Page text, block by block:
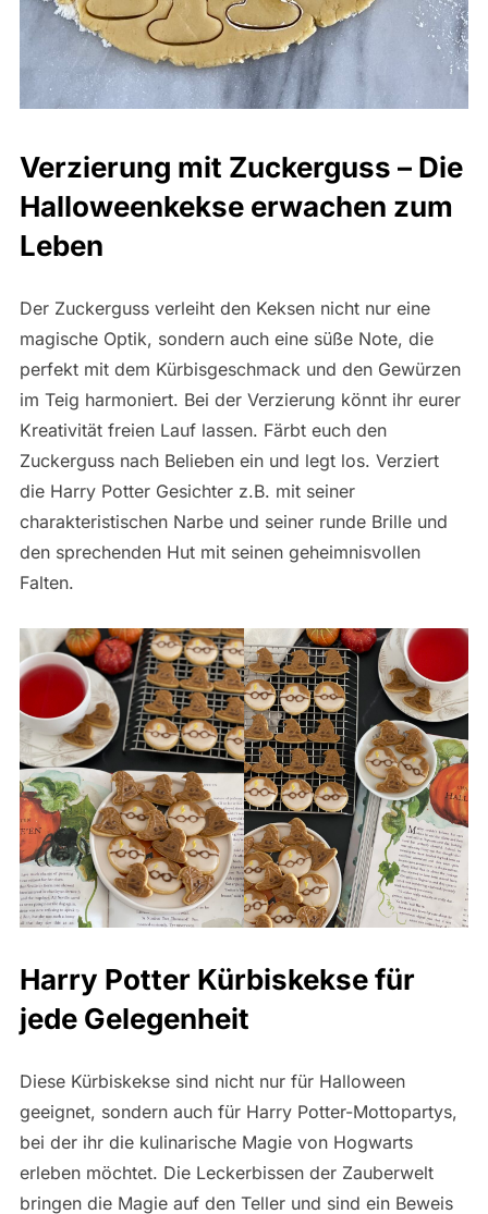
Verzierung mit Zuckerguss – Die
Halloweenkekse erwachen zum
Leben
Der Zuckerguss verleiht den Keksen nicht nur eine
magische Optik, sondern auch eine süße Note, die
perfekt mit dem Kürbisgeschmack und den Gewürzen
im Teig harmoniert. Bei der Verzierung könnt ihr eurer
Kreativität freien Lauf lassen. Färbt euch den
Zuckerguss nach Belieben ein und legt los. Verziert
die Harry Potter Gesichter z.B. mit seiner
charakteristischen Narbe und seiner runde Brille und
den sprechenden Hut mit seinen geheimnisvollen
Falten.
Harry Potter Kürbiskekse für
jede Gelegenheit
Diese Kürbiskekse sind nicht nur für Halloween
geeignet, sondern auch für Harry Potter-Mottopartys,
bei der ihr die kulinarische Magie von Hogwarts
erleben möchtet. Die Leckerbissen der Zauberwelt
bringen die Magie auf den Teller und sind ein Beweis